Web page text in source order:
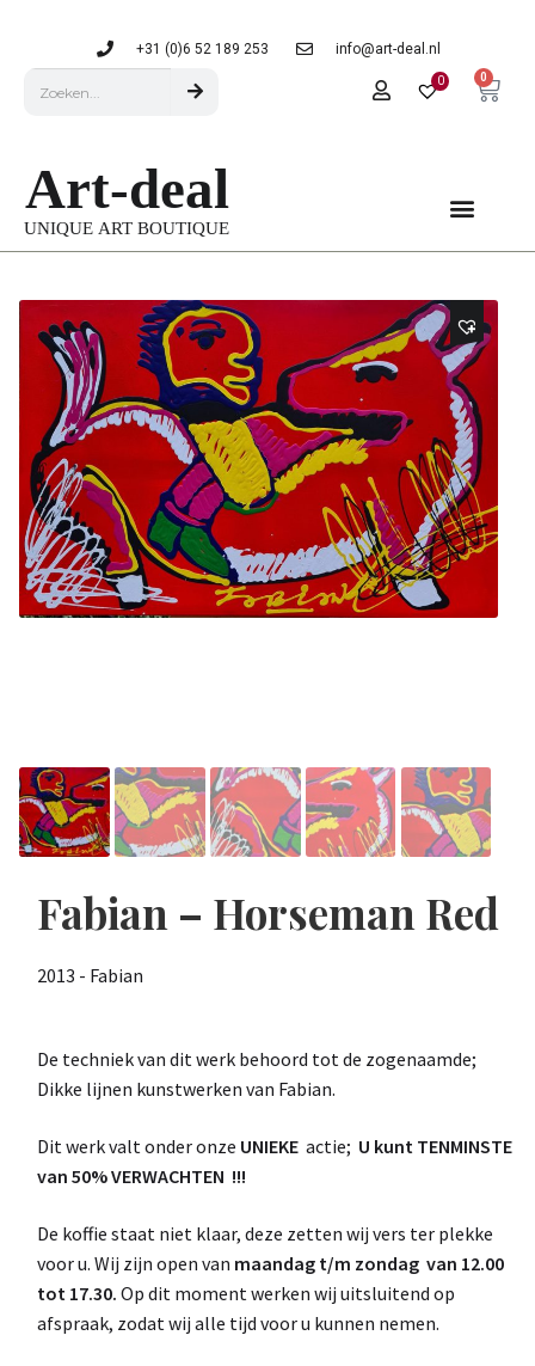
+31 (0)6 52 189 253 info@art-deal.nl
0 0
Fabian – Horseman Red
2013 - Fabian
De techniek van dit werk behoord tot de zogenaamde;
Dikke lijnen kunstwerken van Fabian.
Dit werk valt onder onze UNIEKE actie; U kunt TENMINSTE
van 50% VERWACHTEN !!!
De koffie staat niet klaar, deze zetten wij vers ter plekke
voor u. Wij zijn open van maandag t/m zondag van 12.00
tot 17.30. Op dit moment werken wij uitsluitend op
afspraak, zodat wij alle tijd voor u kunnen nemen.